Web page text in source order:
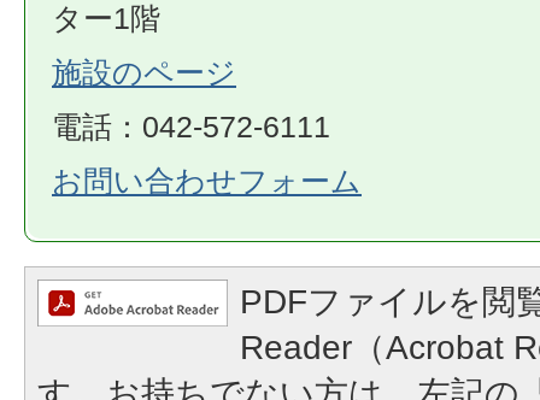
ター1階
施設のページ
​​​​​​​電話：042-572-6111
お問い合わせフォーム
PDFファイルを閲
Reader（Acrobat